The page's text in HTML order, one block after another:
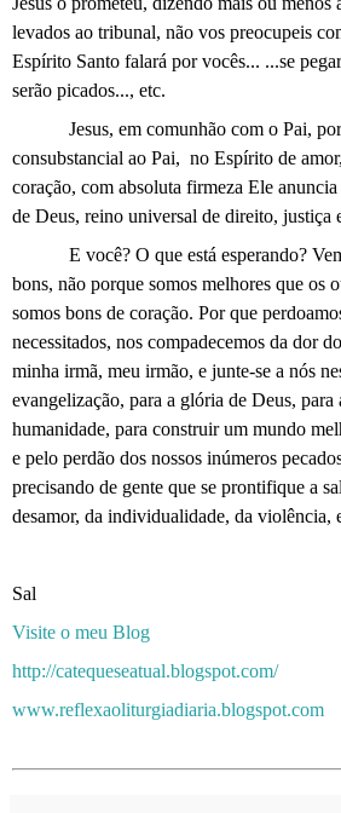
levados ao tribunal, não vos preocupeis
Espírito Santo falará por vocês... ...se
serão picados..., etc.
Jesus, em comunhão com o Pai,
consubstancial ao Pai, no Espírito de
coração, com absoluta firmeza Ele
de Deus, reino universal de direito, justiça
E você? O que está esperando?
bons, não porque somos melhores que os
somos bons de coração. Por que
necessitados, nos compadecemos da dor
minha irmã, meu irmão, e junte-se a nós
evangelização, para a glória de Deus, para
humanidade, para construir um mundo
e pelo perdão dos nossos inúmeros
precisando de gente que se prontifique a
desamor, da individualidade, da violência,
Sal
Visite o meu Blog
http://catequeseatual.blogspot.com/
www.reflexaoliturgiadiaria.blogspot.com